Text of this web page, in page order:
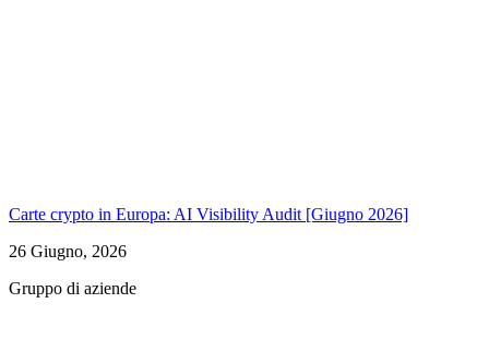
Carte crypto in Europa: AI Visibility Audit [Giugno 2026]
26 Giugno, 2026
Gruppo di aziende